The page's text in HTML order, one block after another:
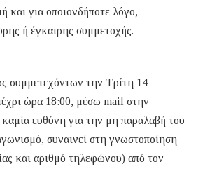
και για οποιονδήποτε λόγο,
ή έγκαιρης συμμετοχής.
συμμετεχόντων την Τρίτη 14
ώρα 18:00, μέσω mail στην
ευθύνη για την μη παραλαβή του
συναινεί στη γνωστοποίηση
και αριθμό τηλεφώνου) από τον